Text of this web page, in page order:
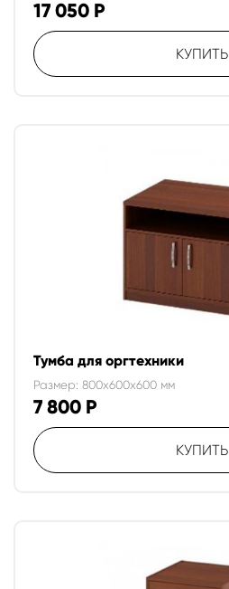
17 050 Р
КУПИТЬ
Тумба для оргтехники
Размер: 800x600x600 мм
7 800 Р
КУПИТЬ